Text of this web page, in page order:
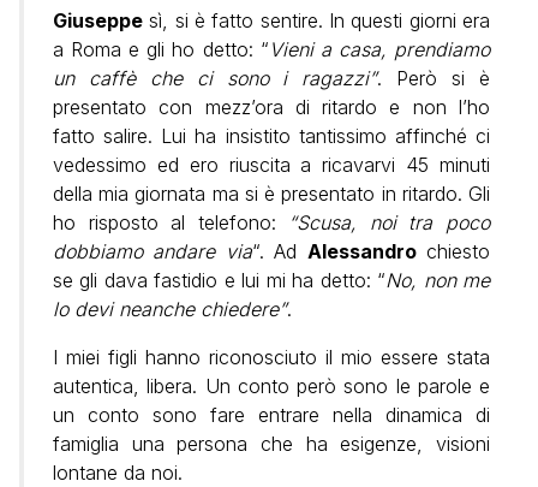
Giuseppe sì, si è fatto sentire. In questi giorni era
a Roma e gli ho detto: “ Vieni a casa, prendiamo
un caffè che ci sono i ragazzi”. Però si è
presentato con mezz’ora di ritardo e non l’ho
fatto salire. Lui ha insistito tantissimo affinché ci
vedessimo ed ero riuscita a ricavarvi 45 minuti
della mia giornata ma si è presentato in ritardo. Gli
ho risposto al telefono:
“Scusa, noi tra poco
dobbiamo andare via“. Ad Alessandrochiesto
se gli dava fastidio e lui mi ha detto: “No, non me
lo devi neanche chiedere”.
I miei figli hanno riconosciuto il mio essere stata
autentica, libera. Un conto però sono le parole e
un conto sono fare entrare nella dinamica di
famiglia una persona che ha esigenze, visioni
lontane da noi.